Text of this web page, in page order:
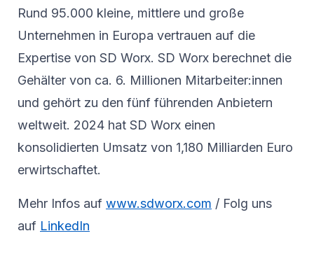
Rund 95.000 kleine, mittlere und große
Unternehmen in Europa vertrauen auf die
Expertise von SD Worx. SD Worx berechnet die
Gehälter von ca. 6. Millionen Mitarbeiter:innen
und gehört zu den fünf führenden Anbietern
weltweit. 2024 hat SD Worx einen
konsolidierten Umsatz von 1,180 Milliarden Euro
erwirtschaftet.
Mehr Infos auf www.sdworx.com / Folg uns
auf LinkedIn